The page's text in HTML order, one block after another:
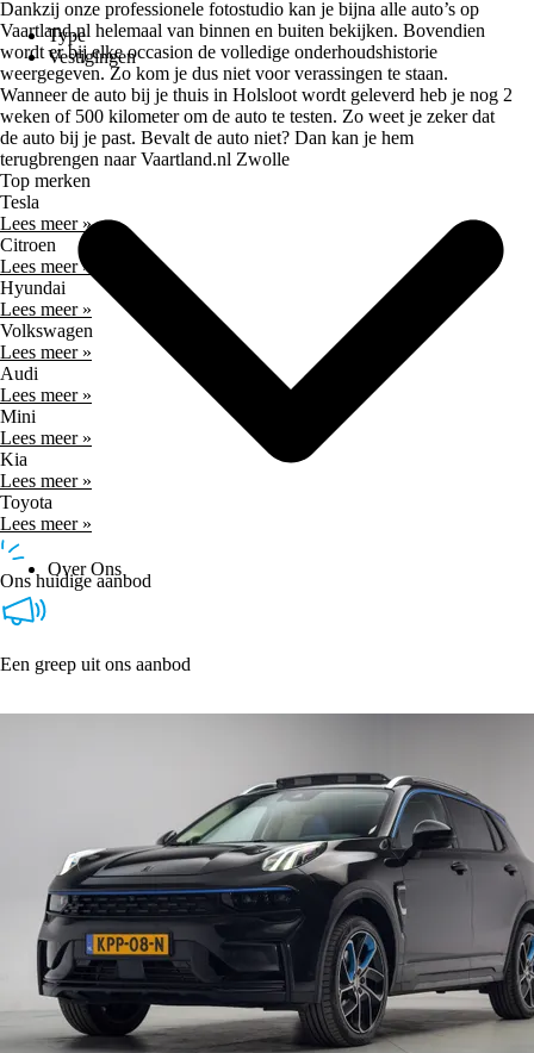
Type
Vestigingen
Over Ons
Dankzij onze professionele fotostudio kan je bijna alle auto’s op
Vaartland.nl helemaal van binnen en buiten bekijken. Bovendien
wordt er bij elke occasion de volledige onderhoudshistorie
weergegeven. Zo kom je dus niet voor verassingen te staan.
Wanneer de auto bij je thuis in Holsloot wordt geleverd heb je nog 2
weken of 500 kilometer om de auto te testen. Zo weet je zeker dat
de auto bij je past. Bevalt de auto niet? Dan kan je hem
terugbrengen naar Vaartland.nl Zwolle
Top merken
Tesla
Lees meer »
Citroen
Lees meer »
Hyundai
Lees meer »
Volkswagen
Lees meer »
Audi
Lees meer »
Mini
Lees meer »
Kia
Lees meer »
Toyota
Lees meer »
Ons huidige aanbod
Een greep uit ons aanbod